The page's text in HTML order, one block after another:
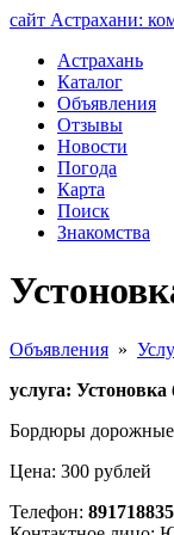
сайт Астрахани:
Астрахань
Каталог
Объявления
Отзывы
Новости
Погода
Карта
Поиск
Знакомства
Объявления »
услуга:
Бордюры дорожные
Цена: 300 рублей
Телефон: